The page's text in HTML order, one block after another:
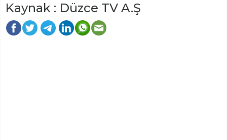
Kaynak : Düzce TV A.Ş